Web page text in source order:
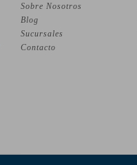
Sobre Nosotros
Blog
Sucursales
Contacto